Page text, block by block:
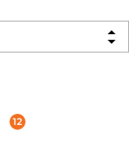
12